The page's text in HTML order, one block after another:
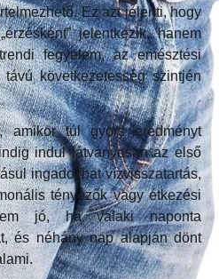
Ez azt jelenti, hogy
jelentkezik, hanem
fegyelem, az emésztési
következetesség szintjén
amikor túl gyors eredményt
indul látványosan az első
ingadozhat vízvisszatartás,
tényezők vagy étkezési
jó, ha valaki naponta
és néhány nap alapján dönt